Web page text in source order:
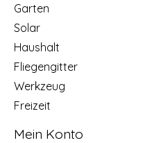
Garten
Solar
Haushalt
Fliegengitter
Werkzeug
Freizeit
Mein Konto